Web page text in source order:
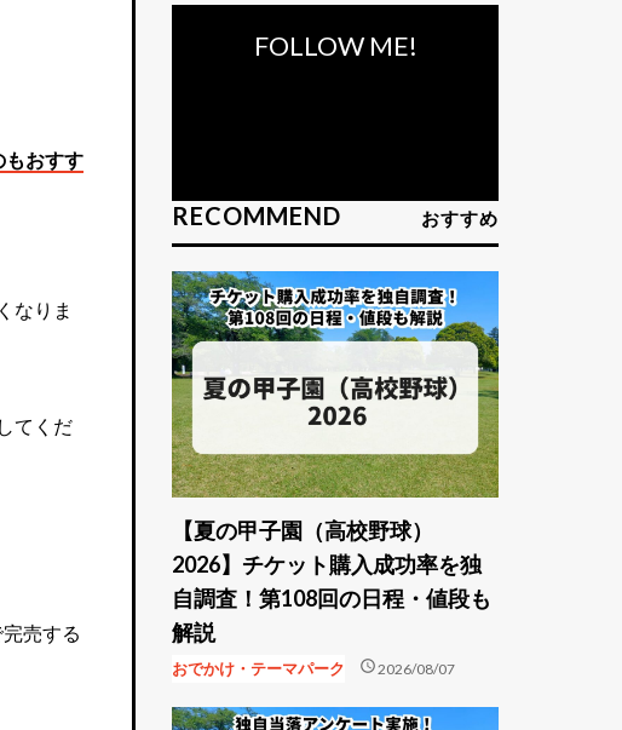
もおすす
なりま
てくだ
売する
FOLLOW ME!
RECOMMEND おすすめ
【夏の甲子園（高校野球）
2026】チケット購入成功率を独
自調査！第108回の日程・値段も
解説
おでかけ・テーマパーク schedule2026/08/07